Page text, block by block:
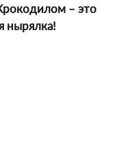
– это
нырялка!